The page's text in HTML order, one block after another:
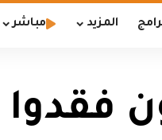
المزيد مباشر